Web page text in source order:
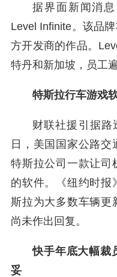
据界面新闻消
Level Infinite。该品
方开发商的作品。
特丹和新加坡，员工
特斯拉行车游戏
财联社援引据路
日，美国国家公路
特斯拉公司一款让司
的软件。《纽约时报
斯拉为大多数车辆更
尚未作出回复。
快手年底大幅裁
妥